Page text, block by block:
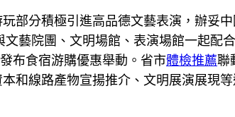
部分積極引進高品德文藝表演，辦妥
藝院團、文明場館、表演場館一起配
布食宿游購優惠舉動。省市體檢推薦聯
和線路產物宣揚推介、文明展演展現